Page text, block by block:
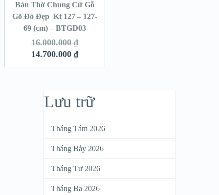
SALE!
Bàn Thờ Chung Cứ Gỗ
Gõ Đỏ Đẹp Kt 127 – 127-
69 (cm) – BTGĐ03
16.000.000₫
14.700.000₫
Lưu trữ
Tháng Tám 2026
Tháng Bảy 2026
Tháng Tư 2026
Tháng Ba 2026